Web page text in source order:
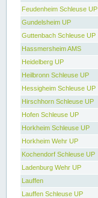
Feudenheim Schleuse UP
Gundelsheim UP
Guttenbach Schleuse UP
Hassmersheim AMS
Heidelberg UP
Heilbronn Schleuse UP
Hessigheim Schleuse UP
Hirschhorn Schleuse UP
Hofen Schleuse UP
Horkheim Schleuse UP
Horkheim Wehr UP
Kochendorf Schleuse UP
Ladenburg Wehr UP
Lauffen
Lauffen Schleuse UP